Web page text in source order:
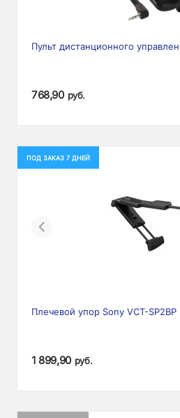
Пульт дистанционного
768,90 руб.
ПОД ЗАКАЗ 7 ДНЕЙ
Previous
Плечевой упор Sony VCT-SP2BP
1 899,90 руб.